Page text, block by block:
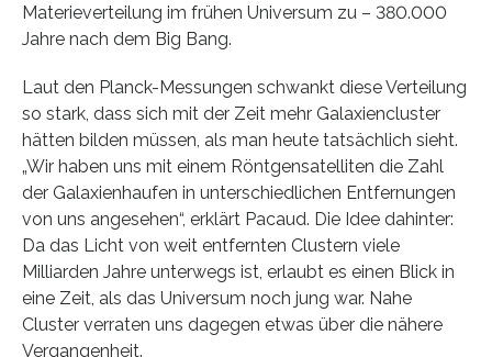
Materieverteilung im frühen Universum zu – 380.000
Jahre nach dem Big Bang.
Laut den Planck-Messungen schwankt diese Verteilung
so stark, dass sich mit der Zeit mehr Galaxiencluster
hätten bilden müssen, als man heute tatsächlich sieht.
„Wir haben uns mit einem Röntgensatelliten die Zahl
der Galaxienhaufen in unterschiedlichen Entfernungen
von uns angesehen“, erklärt Pacaud. Die Idee dahinter:
Da das Licht von weit entfernten Clustern viele
Milliarden Jahre unterwegs ist, erlaubt es einen Blick in
eine Zeit, als das Universum noch jung war. Nahe
Cluster verraten uns dagegen etwas über die nähere
Vergangenheit.